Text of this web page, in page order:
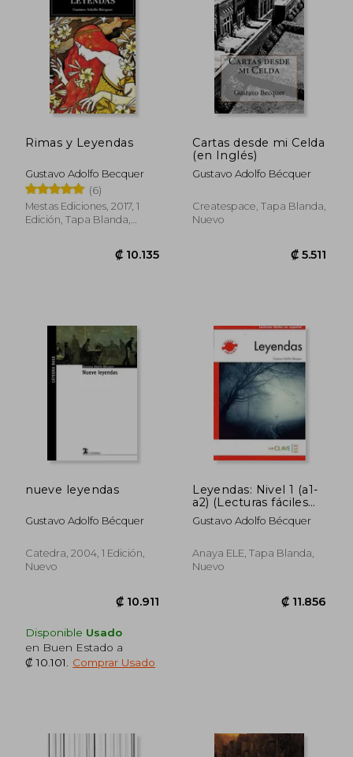
₡ 6.060 ₡
Rimas y Leyendas
Gustavo Adolfo Becquer
(6)
Mestas Ediciones, 2017, 1
Edición, Tapa Blanda,
Cartas desde mi Celda
(en Inglés)
Gustavo Adolfo Bécquer
Createspace, Tapa Blanda,
Nuevo
nueve leyendas
Gustavo Adolfo Bécquer
Catedra, 2004, 1 Edición,
Nuevo
Disponible Usado
en Buen Estado a
₡ 10.101
Comprar Usado
Leyendas: Nivel 1 (a1-
a2) (Lecturas fáciles
en español)
Gustavo Adolfo Bécquer
Anaya ELE, Tapa Blanda,
Nuevo